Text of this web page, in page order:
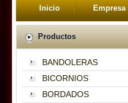
Inicio Empresa
Productos
BANDOLERAS
BICORNIOS
BORDADOS